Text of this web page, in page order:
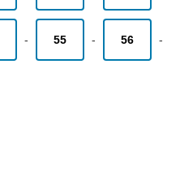
- 55 - 56 -